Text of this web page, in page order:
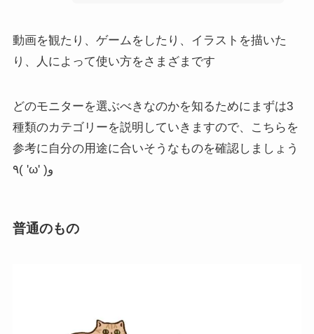
動画を観たり、ゲームをしたり、イラストを描いた
り、人によって使い方をさまざまです
どのモニターを選ぶべきなのかを知るためにまずは3
種類のカテゴリーを説明していきますので、こちらを
参考に自分の用途に合いそうなものを確認しましょう
٩( 'ω' )و
普通のもの